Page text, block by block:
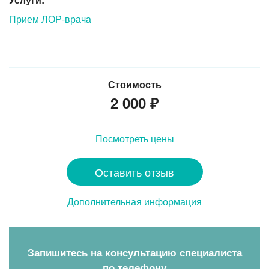
Прием ЛОР-врача
Стоимость
2 000 ₽
Посмотреть цены
Оставить отзыв
Дополнительная информация
Запишитесь на консультацию специалиста